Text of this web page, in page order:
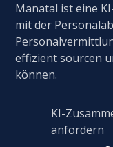
Manatal ist eine
mit der
effizient sourcen
können.
KI-
anfordern